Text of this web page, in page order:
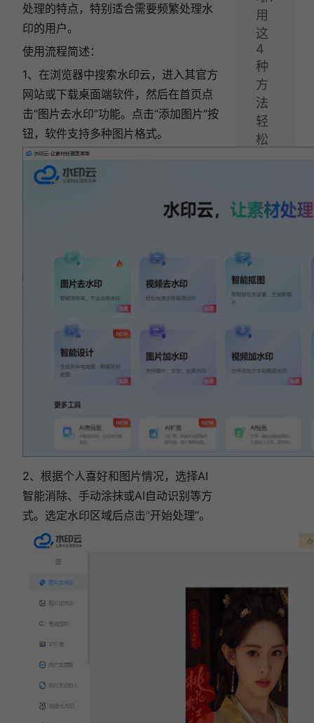
处理的特点，特别适合需要频繁处理水
印的用户。
使用流程简述：
1、在浏览器中搜索水印云，进入其官方
网站或下载桌面端软件，然后在首页点
击“图片去水印”功能。点击“添加图片”按
钮，软件支持多种图片格式。
2、根据个人喜好和图片情况，选择AI
智能消除、手动涂抹或AI自动识别等方
式。选定水印区域后点击“开始处理”。
用
这
4
种
方
法
轻
松
图片去水印教程：2026实测6款AI图片去水印
印工具深度测评！
图片去水印方法：2026实测2款AI去水印工